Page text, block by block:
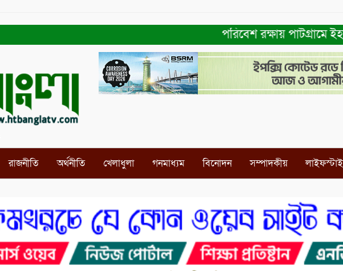
পরিবেশ রক্ষায় পাটগ্রামে ইহসান
রাজনীতি অর্থনীতি খেলাধুলা গনমাধ্যম বিনোদন সম্পাদকীয়